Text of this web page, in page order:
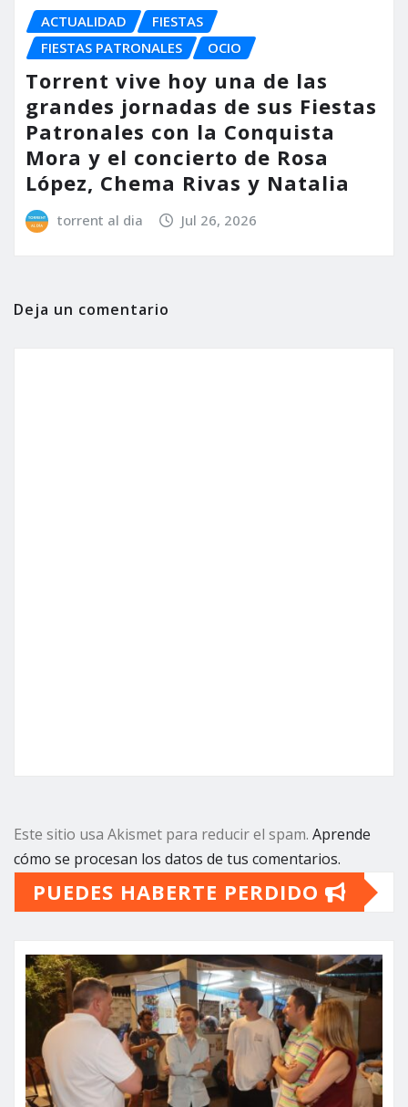
ACTUALIDAD
FIESTAS
FIESTAS PATRONALES
OCIO
Torrent vive hoy una de las
grandes jornadas de sus Fiestas
Patronales con la Conquista
Mora y el concierto de Rosa
López, Chema Rivas y Natalia
torrent al dia Jul 26, 2026
Deja un comentario
Este sitio usa Akismet para reducir el spam. Aprende
cómo se procesan los datos de tus comentarios.
PUEDES HABERTE PERDIDO